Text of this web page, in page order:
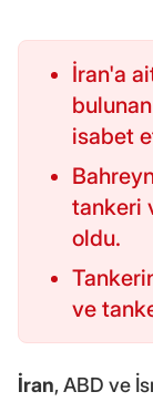
İran'a
isabet
tankeri
oldu.
ve
İran, ABD ve